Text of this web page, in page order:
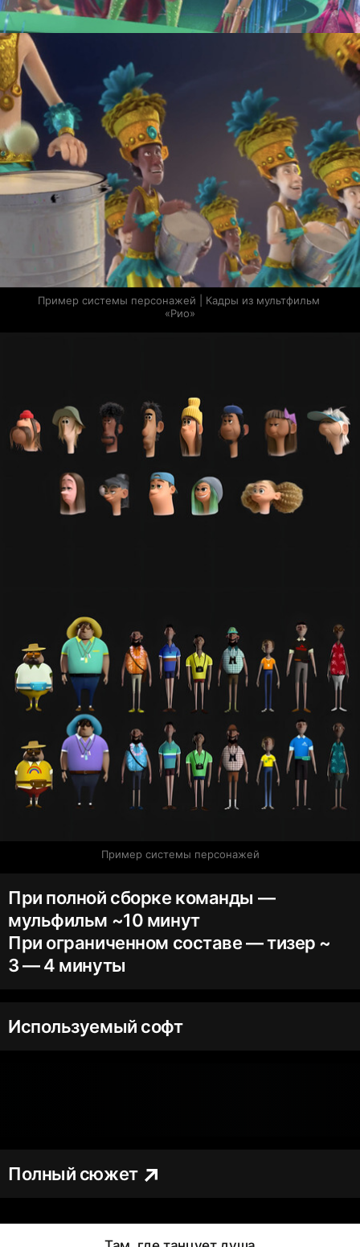
Пример системы персонажей | Кадры из мультфильм
«Рио»
Пример системы персонажей
При полной сборке команды —
мульфильм ~10 минут
При ограниченном составе — тизер ~
3 — 4 минуты
Используемый софт
Полный сюжет